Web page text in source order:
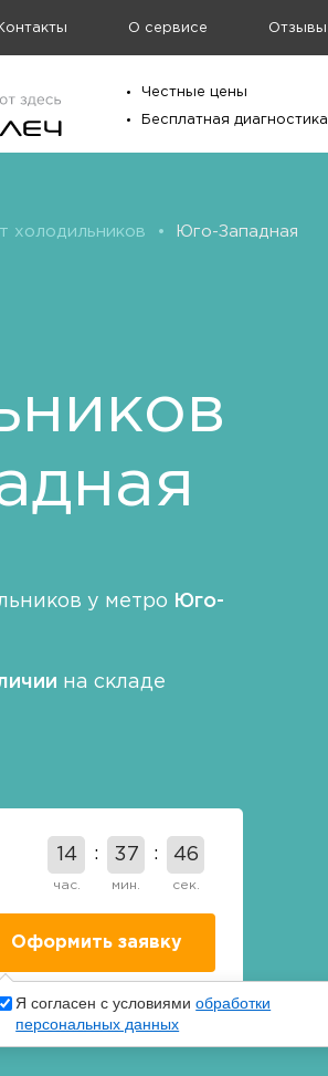
О сервисе Отзывы
Честные цены
Бесплатная диагностика
холодильников • Юго-Западная
у метро
Юго-
на складе
14
час.
37
мин.
45
сек.
Я согласен с условиямиобработки
персональных данных